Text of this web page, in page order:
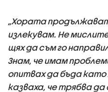
„Хората
излекувам. Не
щях да съм го
Знам, че имам
опитвах да бъда
казваха, че трябва